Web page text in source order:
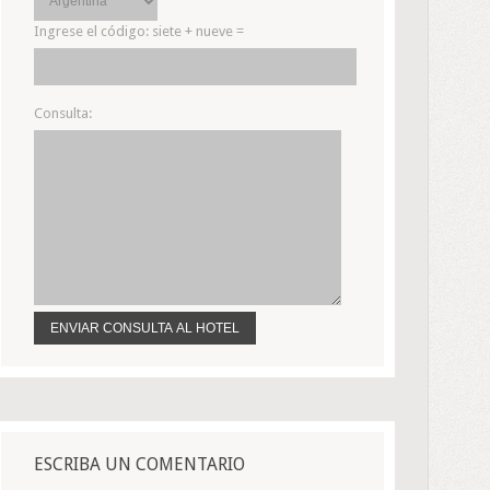
Ingrese el código: siete + nueve =
Consulta:
ESCRIBA UN COMENTARIO